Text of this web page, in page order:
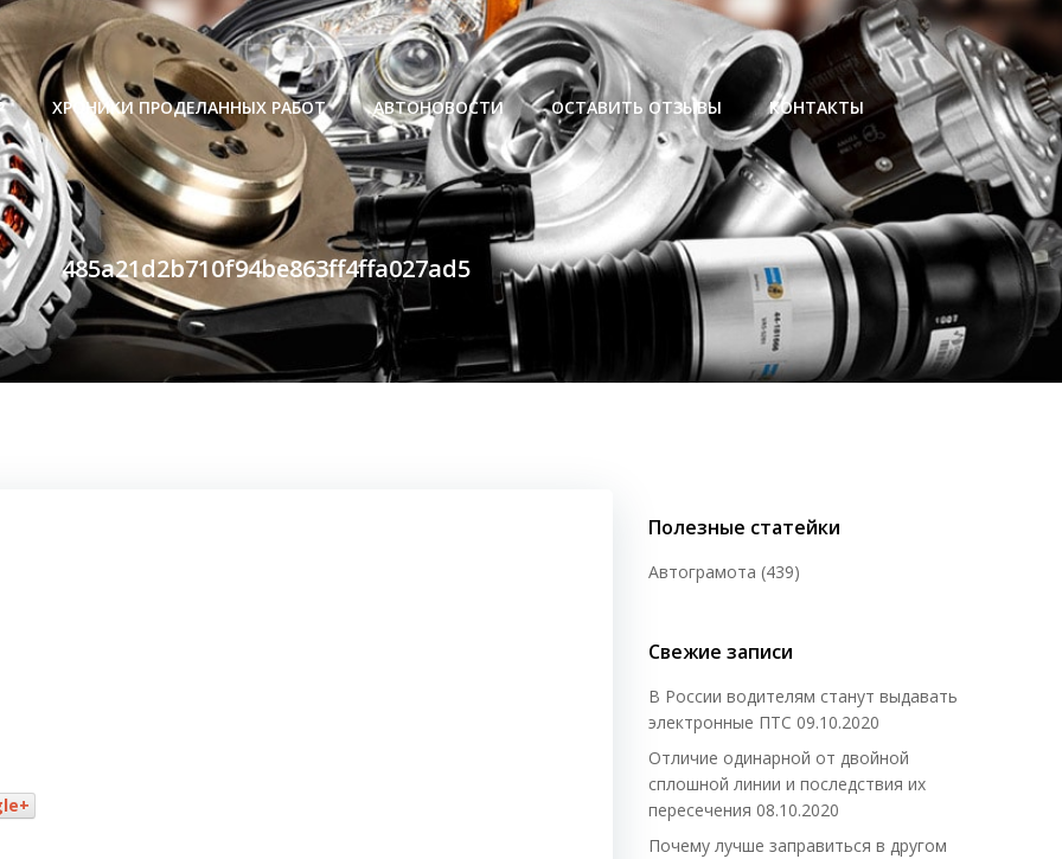
ХРОНИКИ ПРОДЕЛАННЫХ РАБОТ АВТОНОВОСТИ ОСТАВИТЬ ОТЗЫВЫ КОНТАКТЫ
485a21d2b710f94be863ff4ffa027ad5
Полезные статейки
Автограмота (439)
Свежие записи
В России водителям станут выдавать
электронные ПТС 09.10.2020
Отличие одинарной от двойной
сплошной линии и последствия их
пересечения 08.10.2020
Почему лучше заправиться в другом